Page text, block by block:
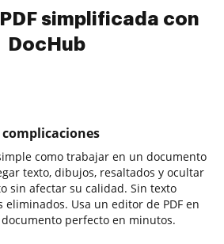
simplificada con
DocHub
complicaciones
como trabajar en un documento
texto, dibujos, resaltados y ocultar
sin afectar su calidad. Sin texto
Usa un editor de PDF en
perfecto en minutos.